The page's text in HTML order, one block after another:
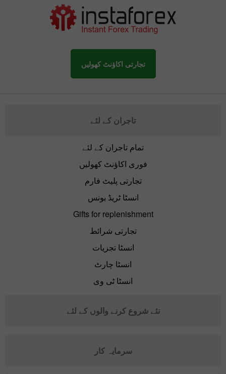
تجارتی اکاؤنٹ کھولیں
تاجران کے لئے
تمام تاجران کے لئے
فوری اکاؤنٹ کھولیں
تجارتی پلیٹ فارم
انسٹا ٹریڈ بونس
Gifts for replenishment
تجارتی شرائط
انسٹا تجزیات
انسٹا چارٹ
انسٹا ٹی وی
نئے شروع کرنے والوں کے لئے
سرمایہ کار